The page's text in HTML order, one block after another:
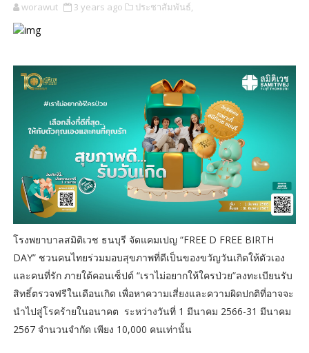
worawut 3 years ago ประชาสัมพันธ์,
โรงพยาบาลสมิติเวช ธนบุรี จัดแคมเปญ “FREE D FREE BIRTH
DAY” ชวนคนไทยร่วมมอบสุขภาพที่ดีเป็นของขวัญวันเกิดให้ตัวเอง
และคนที่รัก ภายใต้คอนเซ็ปต์ “เราไม่อยากให้ใครป่วย”ลงทะเบียนรับ
สิทธิ์ตรวจฟรีในเดือนเกิด เพื่อหาความเสี่ยงและความผิดปกติที่อาจจะ
นำไปสู่โรคร้ายในอนาคต ระหว่างวันที่ 1 มีนาคม 2566-31 มีนาคม
2567 จำนวนจำกัด เพียง 10,000 คนเท่านั้น